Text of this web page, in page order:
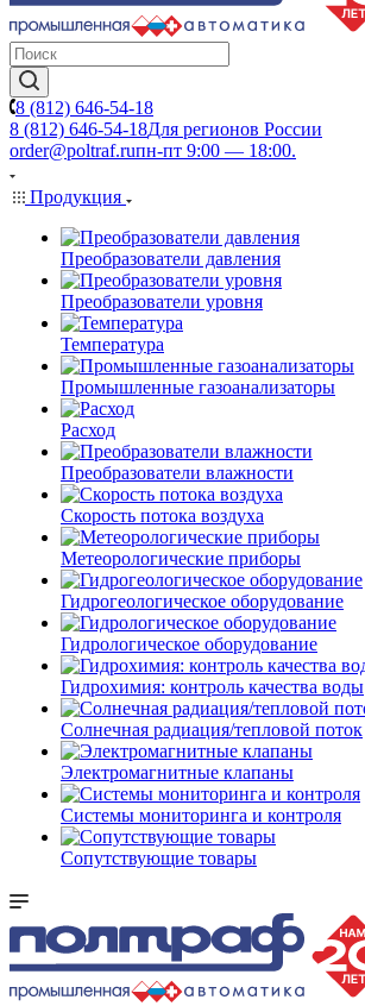
8 (812) 646-54-18
8 (812) 646-54-18Для регионов России
order@poltraf.ruпн-пт 9:00 — 18:00.
Продукция
Преобразователи давления
Преобразователи уровня
Температура
Промышленные газоанализаторы
Расход
Преобразователи влажности
Скорость потока воздуха
Метеорологические приборы
Гидрогеологическое оборудование
Гидрологическое оборудование
Гидрохимия: контроль качества воды
Солнечная радиация/тепловой поток
Электромагнитные клапаны
Системы мониторинга и контроля
Сопутствующие товары